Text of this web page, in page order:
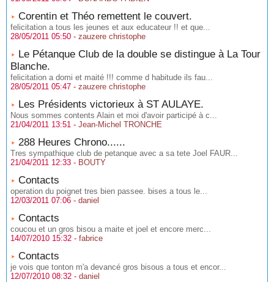
Corentin et Théo remettent le couvert.
felicitation a tous les jeunes et aux educateur !! et que...
28/05/2011 05:50 - zauzere christophe
Le Pétanque Club de la double se distingue à La Tour
Blanche.
felicitation a domi et maité !!! comme d habitude ils fau...
28/05/2011 05:47 - zauzere christophe
Les Présidents victorieux à ST AULAYE.
Nous sommes contents Alain et moi d'avoir participé à c...
21/04/2011 13:51 - Jean-Michel TRONCHE
288 Heures Chrono......
Tres sympathique club de petanque avec a sa tete Joel FAUR...
21/04/2011 12:33 - BOUTY
Contacts
operation du poignet tres bien passee. bises a tous le...
12/03/2011 07:06 - daniel
Contacts
coucou et un gros bisou a maite et joel et encore merc...
14/07/2010 15:32 - fabrice
Contacts
je vois que tonton m'a devancé gros bisous a tous et encor...
12/07/2010 08:32 - daniel